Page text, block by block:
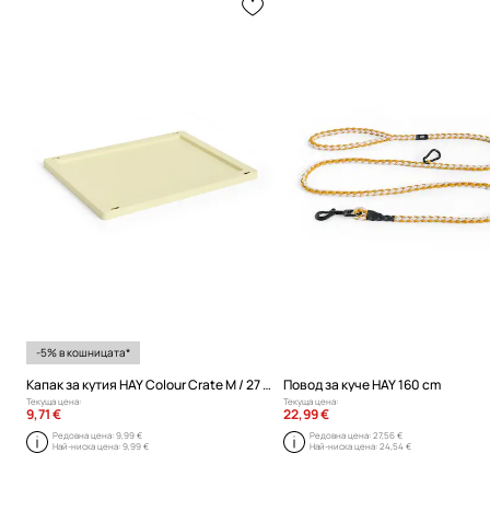
-5% в кошницата*
Капак за кутия HAY Colour Crate M / 27 x 35 cm
Текуща цена:
9,71 €
Редовна цена:9,99 €
Най-ниска цена:9,99 €
Повод за куче HAY 160 cm
Текуща цена:
22,99 €
Редовна цена: 27,56 €
Най-ниска цена: 24,54 €